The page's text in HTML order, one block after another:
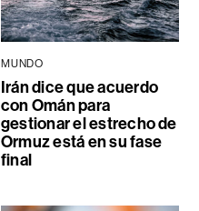
MUNDO
Irán dice que acuerdo
con Omán para
gestionar el estrecho de
Ormuz está en su fase
final